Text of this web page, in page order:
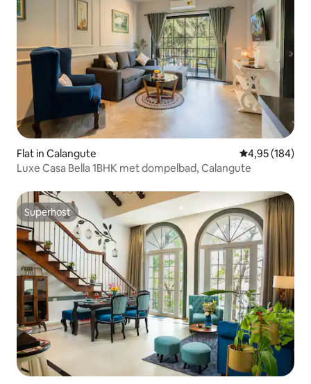
Flat in Calangute Gemiddelde
4,95 (184)
Luxe Casa Bella 1BHK met dompelbad, Calangute
Superhost
Superhost